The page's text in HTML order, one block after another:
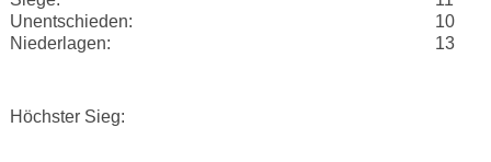
Unentschieden:
10
Niederlagen:
13
Höchster Sieg: